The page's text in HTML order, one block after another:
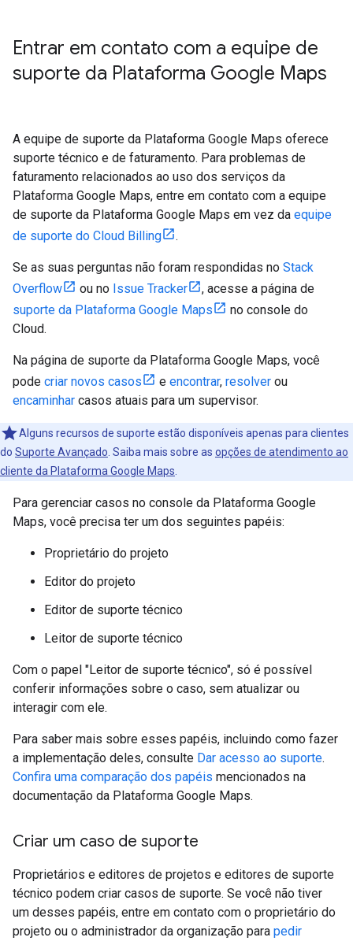
Entrar em contato com a equipe de
suporte da Plataforma Google Maps
A equipe de suporte da Plataforma Google Maps oferece
suporte técnico e de faturamento. Para problemas de
faturamento relacionados ao uso dos serviços da
Plataforma Google Maps, entre em contato com a equipe
de suporte da Plataforma Google Maps em vez da equipe
de suporte do Cloud Billing
.
Se as suas perguntas não foram respondidas no Stack
Overflow
ou no Issue Tracker
, acesse a página de
suporte da Plataforma Google Maps
no console do
Cloud.
Na página de suporte da Plataforma Google Maps, você
pode criar novos casos e encontrar, resolver ou
encaminhar casos atuais para um supervisor.
Alguns recursos de suporte estão disponíveis apenas para clientes
do Suporte Avançado . Saiba mais sobre as opções de atendimento ao
cliente da Plataforma Google Maps
Para gerenciar casos no console da Plataforma Google
Maps, você precisa ter um dos seguintes papéis:
Proprietário do projeto
Editor do projeto
Editor de suporte técnico
Leitor de suporte técnico
Com o papel "Leitor de suporte técnico", só é possível
conferir informações sobre o caso, sem atualizar ou
interagir com ele.
Para saber mais sobre esses papéis, incluindo como fazer
a implementação deles, consulte Dar acesso ao suporte.
Confira uma comparação dos papéis mencionados na
documentação da Plataforma Google Maps.
Criar um caso de suporte
Proprietários e editores de projetos e editores de suporte
técnico podem criar casos de suporte. Se você não tiver
um desses papéis, entre em contato com o proprietário do
projeto ou o administrador da organização para pedir